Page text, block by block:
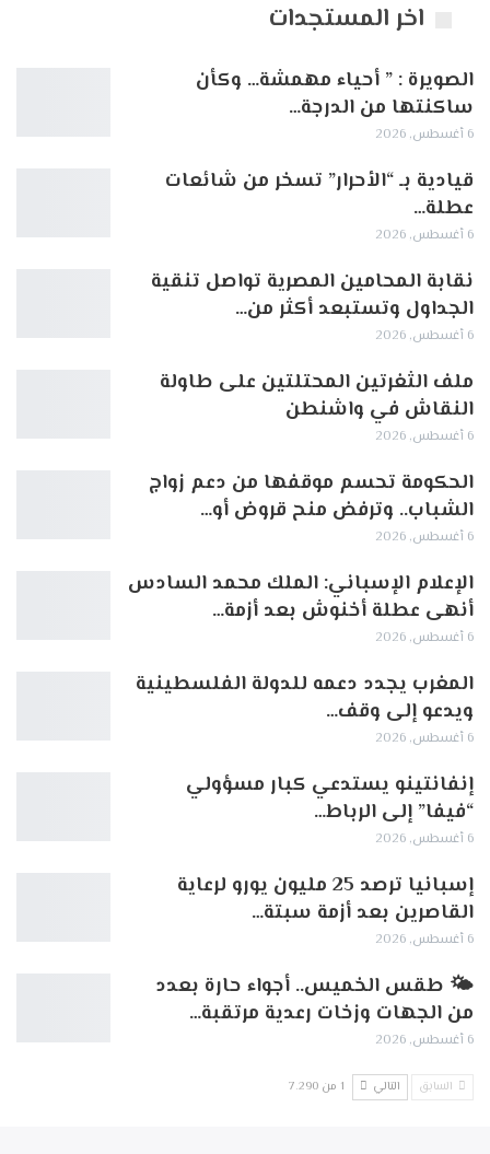
اخر المستجدات
الصويرة : ” أحياء مهمشة… وكأن
ساكنتها من الدرجة…
6 أغسطس, 2026
قيادية بـ “الأحرار” تسخر من شائعات
عطلة…
6 أغسطس, 2026
نقابة المحامين المصرية تواصل تنقية
الجداول وتستبعد أكثر من…
6 أغسطس, 2026
ملف الثغرتين المحتلتين على طاولة
النقاش في واشنطن
6 أغسطس, 2026
الحكومة تحسم موقفها من دعم زواج
الشباب.. وترفض منح قروض أو…
6 أغسطس, 2026
الإعلام الإسباني: الملك محمد السادس
أنهى عطلة أخنوش بعد أزمة…
6 أغسطس, 2026
المغرب يجدد دعمه للدولة الفلسطينية
ويدعو إلى وقف…
6 أغسطس, 2026
إنفانتينو يستدعي كبار مسؤولي
“فيفا” إلى الرباط…
6 أغسطس, 2026
إسبانيا ترصد 25 مليون يورو لرعاية
القاصرين بعد أزمة سبتة…
6 أغسطس, 2026
🌤️ طقس الخميس.. أجواء حارة بعدد
من الجهات وزخات رعدية مرتقبة…
6 أغسطس, 2026
السابق التالي 1 من 7٬290